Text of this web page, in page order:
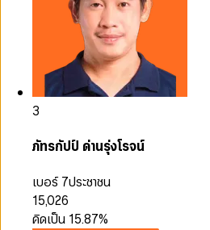
3
ภัทรกัปป์ ด่านรุ่งโรจน์
เบอร์ 7ประชาชน
15,026
คิดเป็น 15.87%